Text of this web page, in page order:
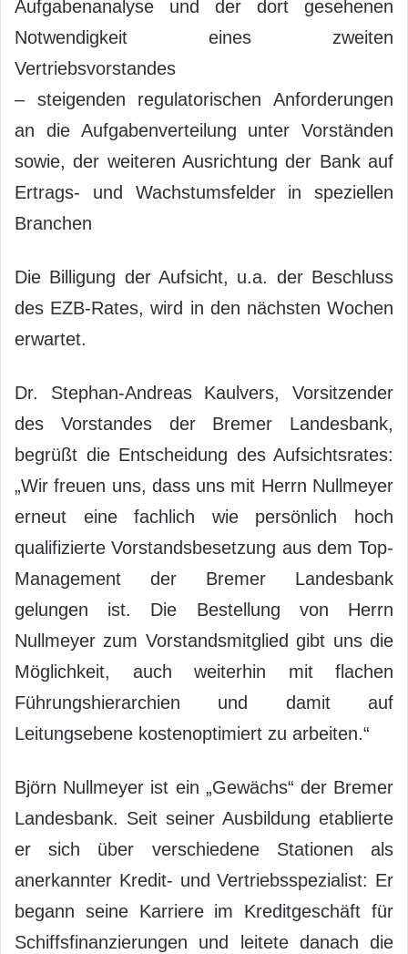
Aufgabenanalyse und der dort gesehenen
Notwendigkeit eines zweiten
Vertriebsvorstandes
– steigenden regulatorischen Anforderungen
an die Aufgabenverteilung unter Vorständen
sowie, der weiteren Ausrichtung der Bank auf
Ertrags- und Wachstumsfelder in speziellen
Branchen
Die Billigung der Aufsicht, u.a. der Beschluss
des EZB-Rates, wird in den nächsten Wochen
erwartet.
Dr. Stephan-Andreas Kaulvers, Vorsitzender
des Vorstandes der Bremer Landesbank,
begrüßt die Entscheidung des Aufsichtsrates:
„Wir freuen uns, dass uns mit Herrn Nullmeyer
erneut eine fachlich wie persönlich hoch
qualifizierte Vorstandsbesetzung aus dem Top-
Management der Bremer Landesbank
gelungen ist. Die Bestellung von Herrn
Nullmeyer zum Vorstandsmitglied gibt uns die
Möglichkeit, auch weiterhin mit flachen
Führungshierarchien und damit auf
Leitungsebene kostenoptimiert zu arbeiten.“
Björn Nullmeyer ist ein „Gewächs“ der Bremer
Landesbank. Seit seiner Ausbildung etablierte
er sich über verschiedene Stationen als
anerkannter Kredit- und Vertriebsspezialist: Er
begann seine Karriere im Kreditgeschäft für
Schiffsfinanzierungen und leitete danach die